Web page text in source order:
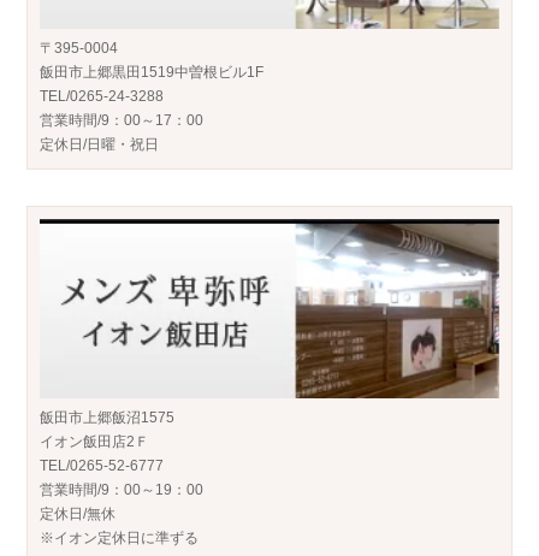
〒395-0004
飯田市上郷黒田1519中曽根ビル1F
TEL/0265-24-3288
営業時間/9：00～17：00
定休日/日曜・祝日
飯田市上郷飯沼1575
イオン飯田店2Ｆ
TEL/0265-52-6777
営業時間/9：00～19：00
定休日/無休
※イオン定休日に準ずる